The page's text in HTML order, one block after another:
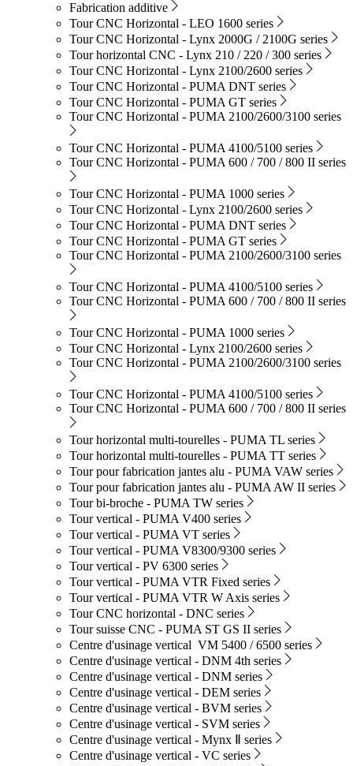
Fabrication additive
Tour CNC Horizontal - LEO 1600 series
Tour CNC Horizontal - Lynx 2000G / 2100G series
Tour horizontal CNC - Lynx 210 / 220 / 300 series
Tour CNC Horizontal - Lynx 2100/2600 series
Tour CNC Horizontal - PUMA DNT series
Tour CNC Horizontal - PUMA GT series
Tour CNC Horizontal - PUMA 2100/2600/3100 series
Tour CNC Horizontal - PUMA 4100/5100 series
Tour CNC Horizontal - PUMA 600 / 700 / 800 II series
Tour CNC Horizontal - PUMA 1000 series
Tour CNC Horizontal - Lynx 2100/2600 series
Tour CNC Horizontal - PUMA DNT series
Tour CNC Horizontal - PUMA GT series
Tour CNC Horizontal - PUMA 2100/2600/3100 series
Tour CNC Horizontal - PUMA 4100/5100 series
Tour CNC Horizontal - PUMA 600 / 700 / 800 II series
Tour CNC Horizontal - PUMA 1000 series
Tour CNC Horizontal - Lynx 2100/2600 series
Tour CNC Horizontal - PUMA 2100/2600/3100 series
Tour CNC Horizontal - PUMA 4100/5100 series
Tour CNC Horizontal - PUMA 600 / 700 / 800 II series
Tour horizontal multi-tourelles - PUMA TL series
Tour horizontal multi-tourelles - PUMA TT series
Tour pour fabrication jantes alu - PUMA VAW series
Tour pour fabrication jantes alu - PUMA AW II series
Tour bi-broche - PUMA TW series
Tour vertical - PUMA V400 series
Tour vertical - PUMA VT series
Tour vertical - PUMA V8300/9300 series
Tour vertical - PV 6300 series
Tour vertical - PUMA VTR Fixed series
Tour vertical - PUMA VTR W Axis series
Tour CNC horizontal - DNC series
Tour suisse CNC - PUMA ST GS II series
Centre d'usinage vertical VM 5400 / 6500 series
Centre d'usinage vertical - DNM 4th series
Centre d'usinage vertical - DNM series
Centre d'usinage vertical - DEM series
Centre d'usinage vertical - BVM series
Centre d'usinage vertical - SVM series
Centre d'usinage vertical - Mynx Ⅱ series
Centre d'usinage vertical - VC series